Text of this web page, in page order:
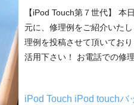
【iPod Touch第７世代】 本
元に、修理例をご紹介いた
理例を投稿させて頂いてお
活用下さい！ お電話での修
iPod Touch iPod touchバ